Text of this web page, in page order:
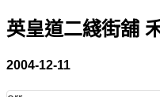
英皇道二綫街舖
2004-12-11